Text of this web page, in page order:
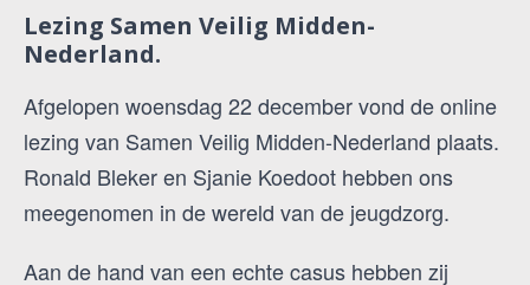
Lezing Samen Veilig Midden-
Nederland.
Afgelopen woensdag 22 december vond de online
lezing van Samen Veilig Midden-Nederland plaats.
Ronald Bleker en Sjanie Koedoot hebben ons
meegenomen in de wereld van de jeugdzorg.
Aan de hand van een echte casus hebben zij